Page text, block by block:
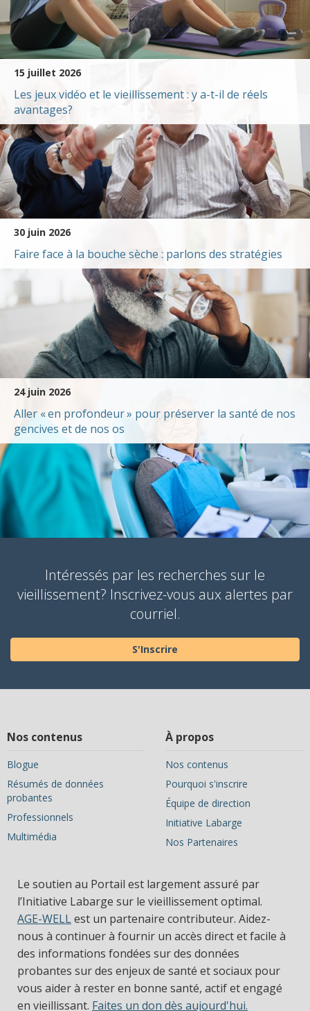
15 juillet 2026
Les jeux vidéo et le vieillissement : y a-t-il de réels
avantages?
30 juin 2026
Faire face à la bouche sèche : parlons des stratégies
24 juin 2026
Aller « en profondeur » pour préserver la santé de nos
gencives et de nos os
Intéressés par les recherches sur le
vieillissement? Inscrivez-vous aux alertes par
courriel.
S'Inscrire
Nos contenus
Blogue
Résumés de données
probantes
Professionnels
Multimédia
À propos
Nos contenus
Pourquoi s'inscrire
Équipe de direction
Initiative Labarge
Nos Partenaires
Le soutien au Portail est largement assuré par
l’Initiative Labarge sur le vieillissement optimal.
AGE-WELLest un partenaire contributeur. Aidez-
nous à continuer à fournir un accès direct et facile à
des informations fondées sur des données
probantes sur des enjeux de santé et sociaux pour
vous aider à rester en bonne santé, actif et engagé
en vieillissant. Faites un don dès aujourd'hui.